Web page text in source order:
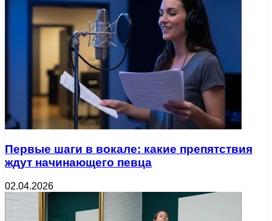
Первые шаги в вокале: какие препятствия
ждут начинающего певца
02.04.2026